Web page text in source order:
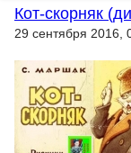
Кот-скорняк
29 сентября 2016,